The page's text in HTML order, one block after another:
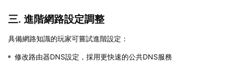
三. 進階網路設定調整
具備網路知識的玩家可嘗試進階設定：
修改路由器DNS設定，採用更快速的公共DNS服務